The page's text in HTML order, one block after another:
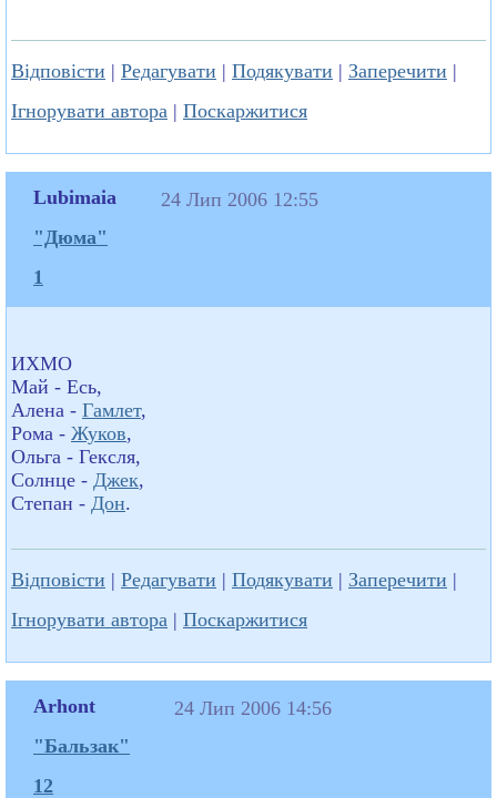
Відповісти | Редагувати | Подякувати | Заперечити |
Ігнорувати автора | Поскаржитися
Lubimaia
"Дюма"
1
24 Лип 2006 12:55
ИХМО
Май - Есь,
Алена - Гамлет,
Рома - Жуков,
Ольга - Гексля,
Солнце - Джек,
Степан - Дон.
Відповісти | Редагувати | Подякувати | Заперечити |
Ігнорувати автора | Поскаржитися
Arhont
"Бальзак"
12
24 Лип 2006 14:56